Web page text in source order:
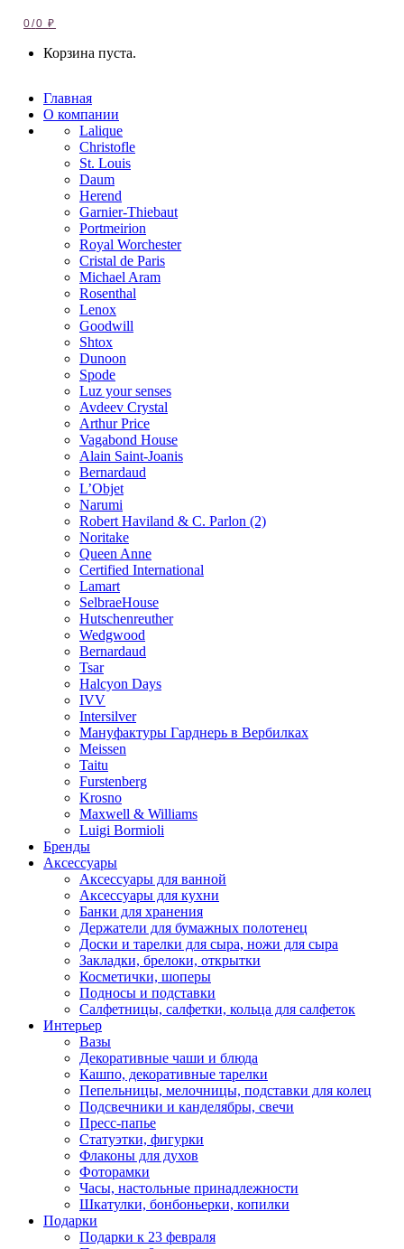
0/0₽
Корзина пуста.
Главная
О компании
Lalique
Christofle
St. Louis
Daum
Herend
Garnier-Thiebaut
Portmeirion
Royal Worchester
Cristal de Paris
Michael Aram
Rosenthal
Lenox
Goodwill
Shtox
Dunoon
Spode
Luz your senses
Avdeev Crystal
Arthur Price
Vagabond House
Alain Saint-Joanis
Bernardaud
L’Objet
Narumi
Robert Haviland & C. Parlon (2)
Noritakе
Queen Anne
Certified International
Lamart
SelbraeHouse
Hutschenreuther
Wedgwood
Bernardaud
Tsar
Halcyon Days
IVV
Intersilver
Мануфактуры Гарднерь в Вербилках
Meissen
Taitu
Furstenberg
Krosno
Maxwell & Williams
Luigi Bormioli
Бренды
Аксессуары
Аксессуары для ванной
Аксессуары для кухни
Банки для хранения
Держатели для бумажных полотенец
Доски и тарелки для сыра, ножи для сыра
Закладки, брелоки, открытки
Косметички, шоперы
Подносы и подставки
Салфетницы, салфетки, кольца для салфеток
Интерьер
Вазы
Декоративные чаши и блюда
Кашпо, декоративные тарелки
Пепельницы, мелочницы, подставки для колец
Подсвечники и канделябры, свечи
Пресс-папье
Статуэтки, фигурки
Флаконы для духов
Фоторамки
Часы, настольные принадлежности
Шкатулки, бонбоньерки, копилки
Подарки
Подарки к 23 февраля